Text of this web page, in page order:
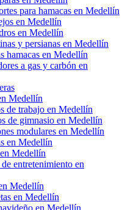
para hamacas en Medellín
en Medellín
en Medellín
y persianas en Medellín
hamacas en Medellín
a gas y carbón en
Medellín
de trabajo en Medellín
de gimnasio en Medellín
modulares en Medellín
en Medellín
Medellín
entretenimiento en
Medellín
en Medellín
en Medellín